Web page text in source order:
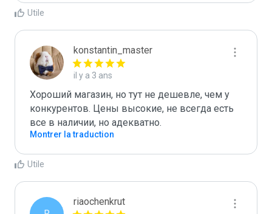
Utile
konstantin_master
il y a 3 ans
Хороший магазин, но тут не дешевле, чем у
конкурентов. Цены высокие, не всегда есть
все в наличии, но адекватно.
Montrer la traduction
Utile
riaochenkrut